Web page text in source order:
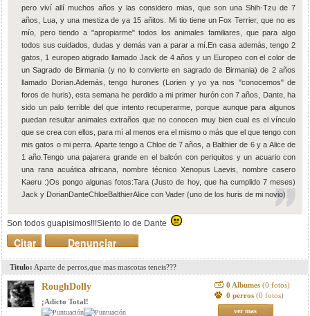
pero viví allí muchos años y las considero mias, que son una Shih-Tzu de 7
años, Lua, y una mestiza de ya 15 añitos. Mi tio tiene un Fox Terrier, que no es
mío, pero tiendo a "apropiarme" todos los animales familiares, que para algo
todos sus cuidados, dudas y demás van a parar a mí.En casa además, tengo 2
gatos, 1 europeo atigrado llamado Jack de 4 años y un Europeo con el color de
un Sagrado de Birmania (y no lo convierte en sagrado de Birmania) de 2 años
llamado Dorian.Además, tengo hurones (Lorien y yo ya nos "conocemos" de
foros de huris), esta semana he perdido a mi primer hurón con 7 años, Dante, ha
sido un palo terrible del que intento recuperarme, porque aunque para algunos
puedan resultar animales extraños que no conocen muy bien cual es el vínculo
que se crea con ellos, para mí al menos era el mismo o más que el que tengo con
mis gatos o mi perra. Aparte tengo a Chloe de 7 años, a Balthier de 6 y a Alice de
1 año.Tengo una pajarera grande en el balcón con periquitos y un acuario con
una rana acuática africana, nombre técnico Xenopus Laevis, nombre casero
Kaeru :)Os pongo algunas fotos:Tara (Justo de hoy, que ha cumplido 7 meses)
Jack y DorianDanteChloeBalthierAlice con Vader (uno de los huris de mi novio)
Son todos guapisimos!!!Siento lo de Dante
Denunciar
mensaje
Citar
Titulo: Aparte de perros,que mas mascotas teneis???
RoughDolly
¡Adicto Total!
0 Albumes (0 fotos)
0 perros (0 fotos)
ver mas